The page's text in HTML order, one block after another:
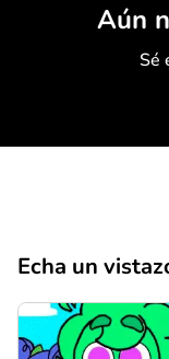
Aún
Sé
Echa un